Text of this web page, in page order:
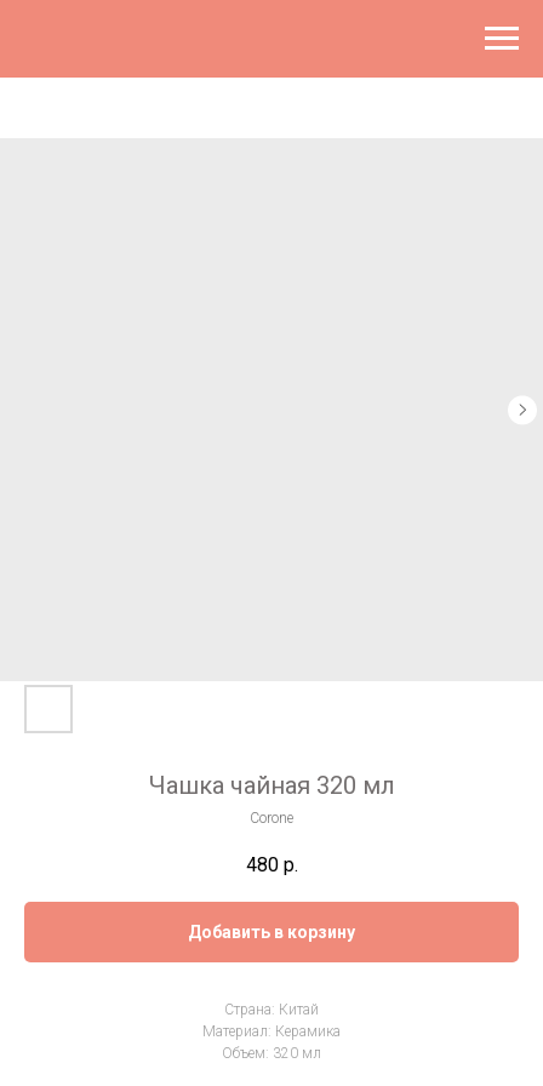
Чашка чайная 320 мл
Corone
480 р.
Добавить в корзину
Страна: Китай
Материал: Керамика
Объем: 320 мл